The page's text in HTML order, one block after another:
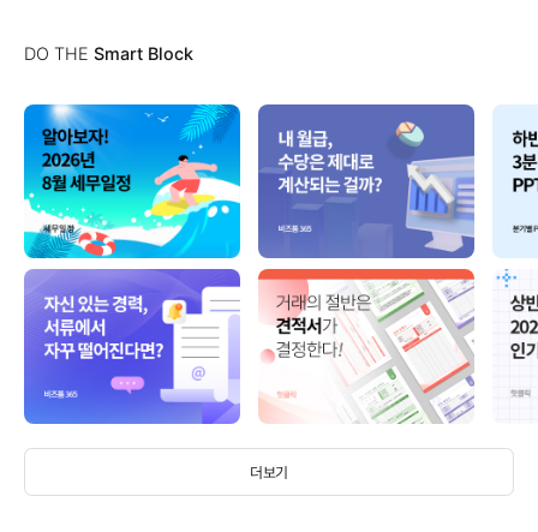
DO THE Smart Block
더보기